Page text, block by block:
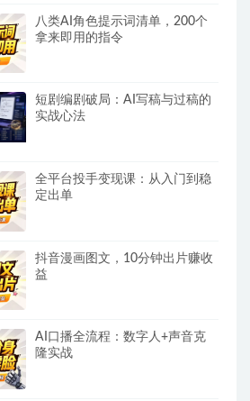
八类AI角色提示词清单，200个
拿来即用的指令
短剧编剧破局：AI写稿与过稿的
实战心法
全平台投手变现课：从入门到稳
定出单
抖音漫画图文，10分钟出片赚收
益
AI口播全流程：数字人+声音克
隆实战